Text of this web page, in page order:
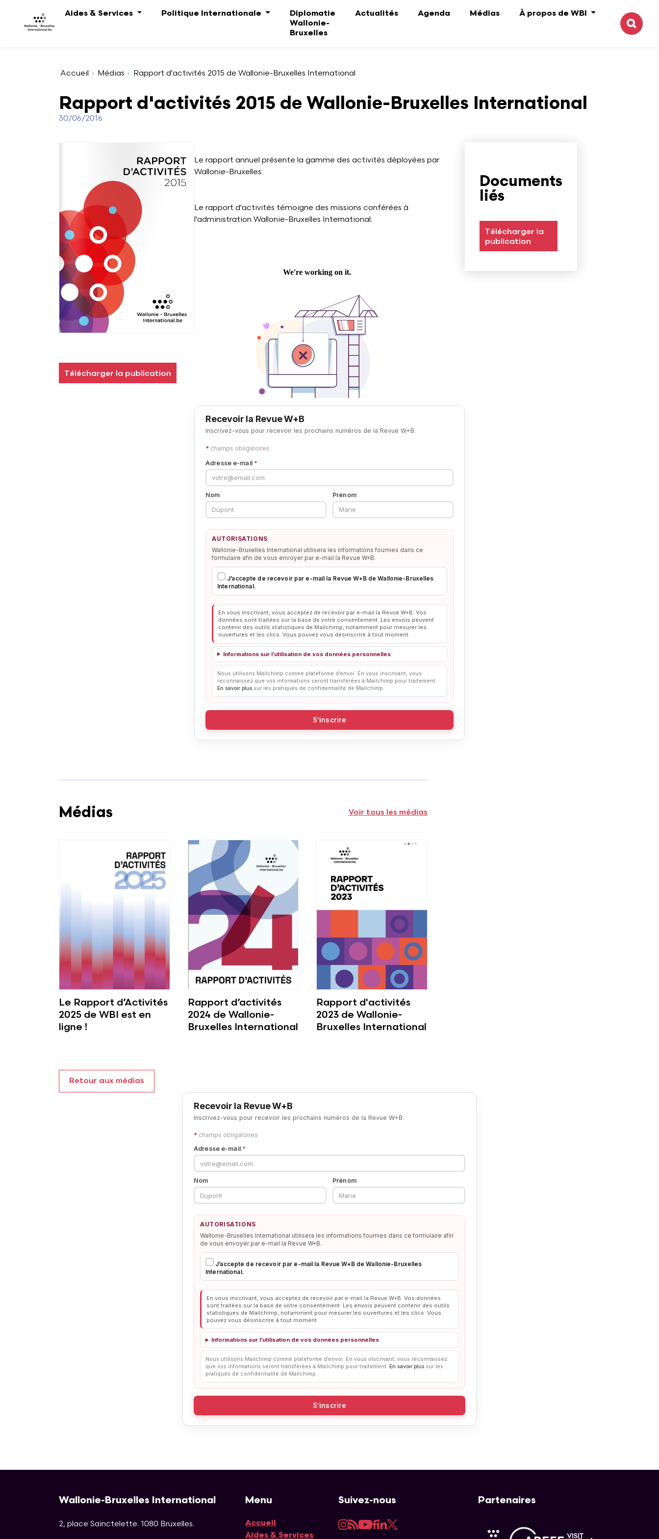
Aides & Services
Politique Internationale
Diplomatie
Wallonie-
Bruxelles
Actualités Agenda Médias
À propos de WBI
Accueil Médias Rapport d'activités 2015 de Wallonie-Bruxelles International
Rapport d'activités 2015 de Wallonie-Bruxelles International
30/06/2016
Télécharger la publication
Le rapport annuel présente la gamme des activités déployées par
Wallonie-Bruxelles.
Le rapport d'activités témoigne des missions conférées à
l'administration Wallonie-Bruxelles International.
Recevoir la Revue W+B
Inscrivez-vous pour recevoir les prochains numéros de la Revue W+B.
* champs obligatoires
Adresse e-mail *
Nom Prénom
AUTORISATIONS
Wallonie-Bruxelles International utilisera les informations fournies dans ce
formulaire afin de vous envoyer par e-mail la Revue W+B.
J’accepte de recevoir par e-mail la Revue W+B de Wallonie-Bruxelles
International.
En vous inscrivant, vous acceptez de recevoir par e-mail la Revue W+B. Vos
données sont traitées sur la base de votre consentement. Les envois peuvent
contenir des outils statistiques de Mailchimp, notamment pour mesurer les
ouvertures et les clics. Vous pouvez vous désinscrire à tout moment.
Informations sur l’utilisation de vos données personnelles
Nous utilisons Mailchimp comme plateforme d’envoi. En vous inscrivant, vous
reconnaissez que vos informations seront transférées à Mailchimp pour traitement.
En savoir plus sur les pratiques de confidentialité de Mailchimp.
Documents
liés
Télécharger la
publication
Médias Voir tous les médias
Le Rapport d’Activités
2025 de WBI est en
ligne !
Voir plus
Rapport d’activités
2024 de Wallonie-
Bruxelles International
Rapport d'activités
2023 de Wallonie-
Bruxelles International
Retour aux médias
Recevoir la Revue W+B
Inscrivez-vous pour recevoir les prochains numéros de la Revue W+B.
* champs obligatoires
Adresse e-mail *
Nom Prénom
AUTORISATIONS
Wallonie-Bruxelles International utilisera les informations fournies dans ce formulaire afin
de vous envoyer par e-mail la Revue W+B.
J’accepte de recevoir par e-mail la Revue W+B de Wallonie-Bruxelles
International.
En vous inscrivant, vous acceptez de recevoir par e-mail la Revue W+B. Vos données
sont traitées sur la base de votre consentement. Les envois peuvent contenir des outils
statistiques de Mailchimp, notamment pour mesurer les ouvertures et les clics. Vous
pouvez vous désinscrire à tout moment.
Informations sur l’utilisation de vos données personnelles
Nous utilisons Mailchimp comme plateforme d’envoi. En vous inscrivant, vous reconnaissez
que vos informations seront transférées à Mailchimp pour traitement. En savoir plus sur les
pratiques de confidentialité de Mailchimp.
Wallonie-Bruxelles International
2, place Sainctelette. 1080 Bruxelles.
Menu
Accueil
Navigation principale
Aides & Services
Suivez-nous
Instagram
RSSYouTube
Facebook
LinkedIn
Twitter
Partenaires
AWEX
Visit Wallonia